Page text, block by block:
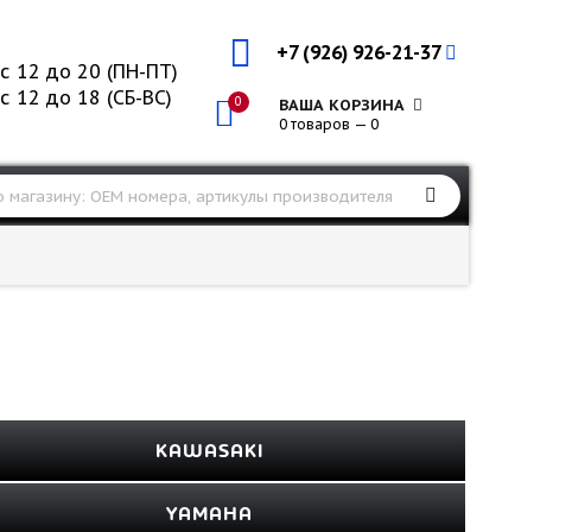
+7 (926) 926-21-37
0 ВАША КОРЗИНА
0 товаров — 0
с 12 до 20 (ПН-ПТ)
с 12 до 18 (СБ-ВС)
KAWASAKI
YAMAHA